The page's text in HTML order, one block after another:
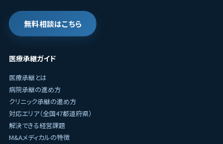
無料相談はこちら
医療承継ガイド
医療承継とは
病院承継の進め方
クリニック承継の進め方
対応エリア（全国47都道府県）
解決できる経営課題
M&Aメディカルの特徴